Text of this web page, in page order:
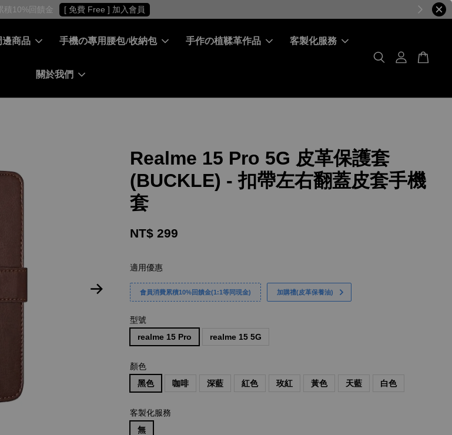
費累積10%回饋金 [ 免費 Free ] 加入會員
商品 手機の專用腰包/收納包 手作の植鞣革作品 客製化服務
關於我們
Realme 15 Pro 5G 皮革保護套
(BUCKLE) - 扣帶左右翻蓋皮套手機
套
NT$ 299
適用優惠
會員消費累積10%回饋金(1:1等同現金) 加購禮(皮革保養油)
型號
realme 15 Pro
realme 15 5G
顏色
黑色
咖啡 深藍 紅色 玫紅 黃色 天藍 白色
客製化服務
無